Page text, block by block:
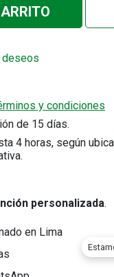
RRITO
deseos
y condiciones
de 15 días.
4 horas, según
personalizada.
en Lima